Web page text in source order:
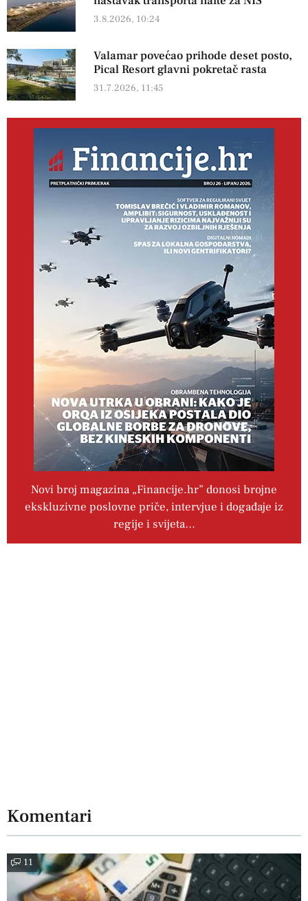
3.8.2026, 10:24
Valamar povećao prihode deset posto,
Pical Resort glavni pokretač rasta
31.7.2026, 11:45
Novi broj magazina „Financije.hr” donosi brojne
ekskluzivne poslovne priče, intervjue i događaje iz
regije i svijeta…
Komentari
11